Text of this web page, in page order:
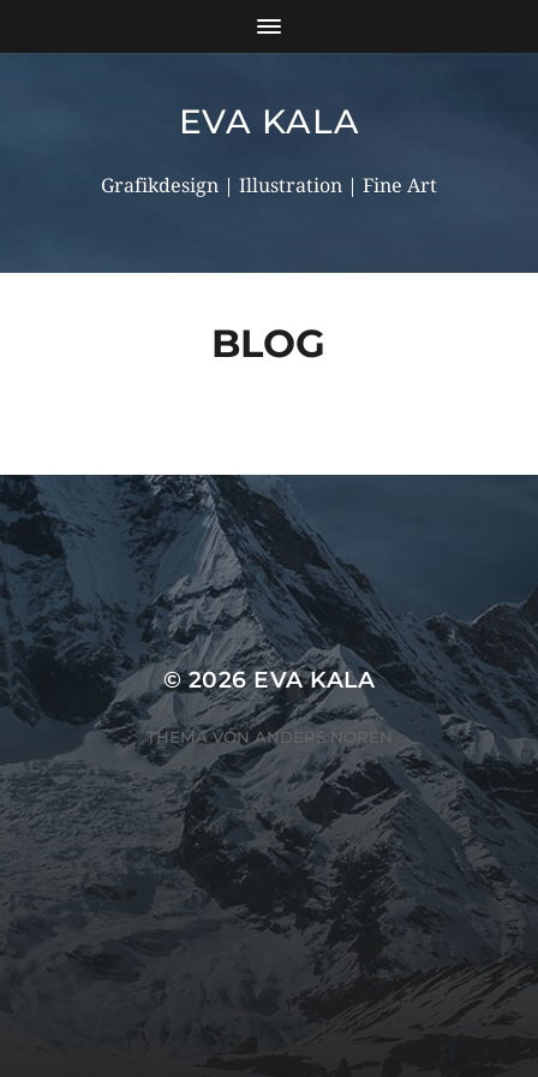
EVA KALA
Grafikdesign | Illustration | Fine Art
BLOG
SUCHEN
© 2026EVA KALA
THEMA VONANDERS NORÉN